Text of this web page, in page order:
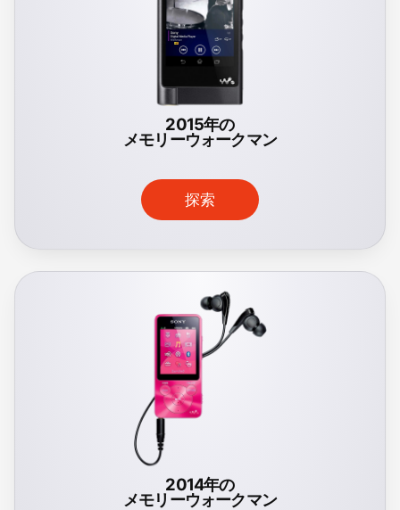
2015年の
メモリーウォークマン
探索
2014年の
メモリーウォークマン